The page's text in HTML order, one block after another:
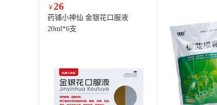
￥26
药铺小神仙 金银花口服液
20ml*6支